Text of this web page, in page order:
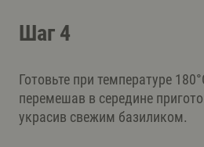
Шаг 4
Готовьте при температуре
перемешав в середине
украсив свежим базиликом.